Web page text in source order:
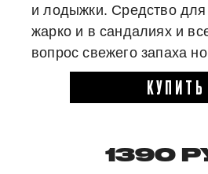
и лодыжки. Средство для
жарко и в сандалиях и
вопрос свежего запаха
КУПИТЬ
1390